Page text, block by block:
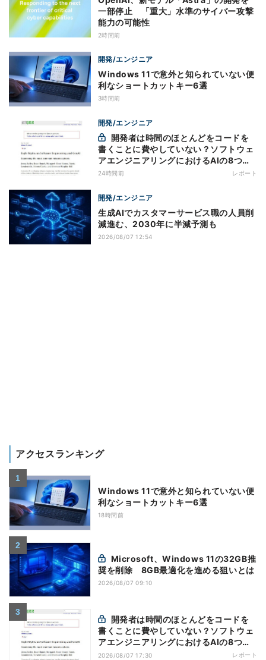
一部停止 「重大」水準のサイバー攻撃
能力の可能性
2時間前
開発/エンジニア
Windows 11で意外と知られていない便
利なショートカットキー6選
3時間前
開発/エンジニア
書くことに費やしていない？ソフトウェ
アエンジニアリングにおけるAIの8つの
神話への賛否
24時間前 レポート
開発/エンジニア
生成AIでカスタマーサービス職の人員削
減進む、2030年に半減予測も
2026/08/07 12:54
アクセスランキング
Windows 11で意外と知られていない便
利なショートカットキー6選
18時間前
奨を削除 8GB最適化を進める狙いとは
2026/08/07 09:10
書くことに費やしていない？ソフトウェ
アエンジニアリングにおけるAIの8つの
神話への賛否
2026/08/07 17:30 レポート